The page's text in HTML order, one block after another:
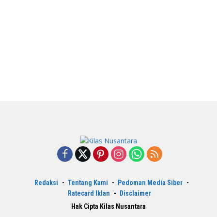
Redaksi Tentang Kami
Pedoman Media Siber
Ratecard Iklan
Disclaimer
Hak Cipta Kilas Nusantara